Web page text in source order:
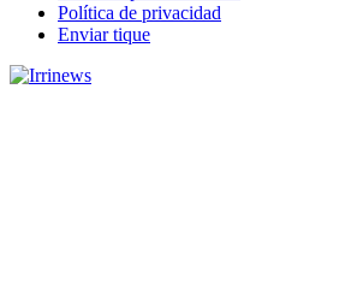
Política de privacidad
Enviar tique